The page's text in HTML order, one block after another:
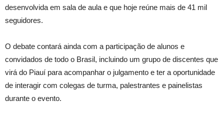
desenvolvida em sala de aula e que hoje reúne mais de 41 mil
seguidores.
O debate contará ainda com a participação de alunos e
convidados de todo o Brasil, incluindo um grupo de discentes que
virá do Piauí para acompanhar o julgamento e ter a oportunidade
de interagir com colegas de turma, palestrantes e painelistas
durante o evento.